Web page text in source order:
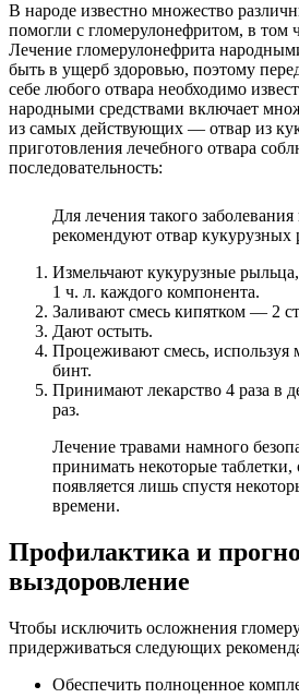
В народе известно множество
помогли с гломерулонефритом, в том
Лечение гломерулонефрита
быть в ущерб здоровью, поэтому
себе любого отвара необходимо
народными средствами включает
из самых действующих — отвар из
приготовления лечебного отвара
последовательность:
Для лечения такого
рекомендуют отвар кукурузных
Измельчают кукурузные
1 ч. л. каждого компонента.
Заливают смесь кипятком — 2
Дают остыть.
Процеживают смесь, используя
бинт.
Принимают лекарство 4 раза в
раз.
Лечение травами намного
принимать некоторые таблетки,
появляется лишь спустя
времени.
Профилактика и
выздоровление
Чтобы исключить осложнения
придерживаться следующих
Обеспечить полноценное